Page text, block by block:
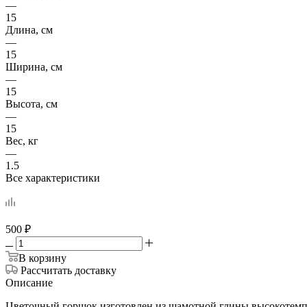
—
15
Длина, см
—
15
Ширина, см
—
15
Высота, см
—
15
Вес, кг
—
1.5
Все характеристики
500 ₽
В корзину
Рассчитать доставку
Описание